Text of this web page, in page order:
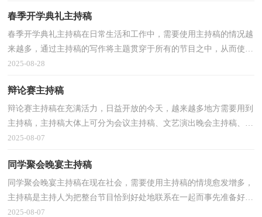
春季开学典礼主持稿
春季开学典礼主持稿在日常生活和工作中，需要使用主持稿的情况越
来越多，通过主持稿的写作将主题贯穿于所有的节目之中，从而使活
动主题步步深化，丝丝入扣，不断将活动推向高潮。写主...
2025-08-28
辩论赛主持稿
辩论赛主持稿在充满活力，日益开放的今天，越来越多地方需要用到
主持稿，主持稿大体上可分为会议主持稿、文艺演出晚会主持稿、赛
事活动主持稿、节庆活动主持稿、婚庆礼仪主持稿等...
2025-08-07
同学聚会晚宴主持稿
同学聚会晚宴主持稿在现在社会，需要使用主持稿的情境愈发增多，
主持稿是主持人为把整台节目恰到好处地联系在一起而事先准备好的
稿子。怎么写主持稿才能避免踩雷呢？下面是小编精...
2025-08-07